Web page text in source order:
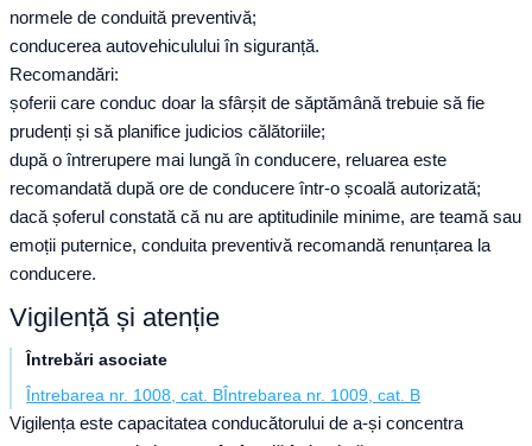
normele de conduită preventivă;
conducerea autovehiculului în siguranță.
Recomandări:
șoferii care conduc doar la sfârșit de săptămână trebuie să fie
prudenți și să planifice judicios călătoriile;
după o întrerupere mai lungă în conducere, reluarea este
recomandată după ore de conducere într-o școală autorizată;
dacă șoferul constată că nu are aptitudinile minime, are teamă sau
emoții puternice, conduita preventivă recomandă renunțarea la
conducere.
Vigilență și atenție
Întrebări asociate
Întrebarea nr. 1008, cat. BÎntrebarea nr. 1009, cat. B
Vigilența este capacitatea conducătorului de a-și concentra